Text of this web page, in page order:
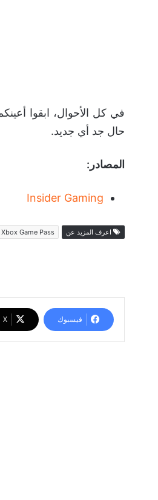
حال جد أي جديد.
المصادر:
Insider Gaming
اعرف المزيد عن Xbox Game Pass
فيسبوك ‫X